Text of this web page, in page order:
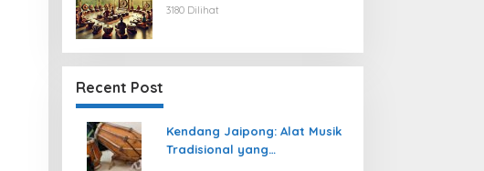
Jawa yang Abadi
3180 Dilihat
Recent Post
Kendang Jaipong: Alat Musik
Tradisional yang